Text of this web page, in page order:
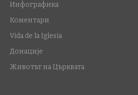
Инфографика
Коментари
Vida de la Iglesia
Донације
Животът на Църквата